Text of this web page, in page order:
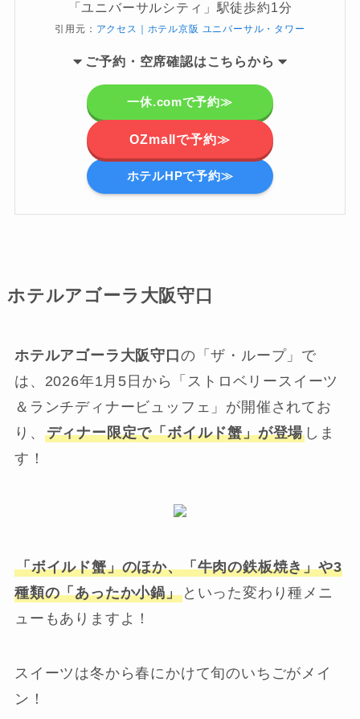
「ユニバーサルシティ」駅徒歩約1分
引用元： アクセス｜ホテル京阪 ユニバーサル・タワー
ご予約・空席確認はこちらから
一休.comで予約≫
OZmallで予約≫
ホテルHPで予約≫
ホテルアゴーラ大阪守口
ホテルアゴーラ大阪守口の「ザ・ループ」で
は、2026年1月5日から「ストロベリースイーツ
＆ランチディナービュッフェ」が開催されてお
り、 ディナー限定で「ボイルド蟹」が登場 しま
す！
「ボイルド蟹」のほか、「牛肉の鉄板焼き」や3
種類の「あったか小鍋」といった変わり種メニ
ューもありますよ！
スイーツは冬から春にかけて旬のいちごがメイ
ン！